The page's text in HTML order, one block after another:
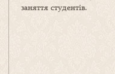
заняття студентів.